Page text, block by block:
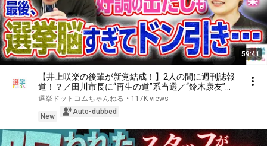
59:41
【井上咲楽の後輩が新党結成！】2人の間に週刊誌報
道！？／田川市長に“再生の道”系当選／“鈴木康友”氏
が事務所侵入で辞職願【井上咲楽×山本期日前】｜選
挙ドットコムちゃんねる
選挙ドットコムちゃんねる • 117K views
New
Auto-dubbed